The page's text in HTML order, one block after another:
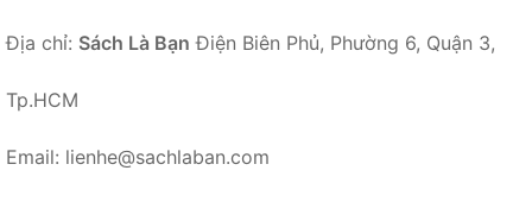
Địa chỉ: Sách Là Bạn Điện Biên Phủ, Phường 6, Quận 3,
Tp.HCM
Email: lienhe@sachlaban.com